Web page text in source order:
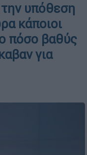
υπόθεση
κάποιοι
πόσο βαθύς
για